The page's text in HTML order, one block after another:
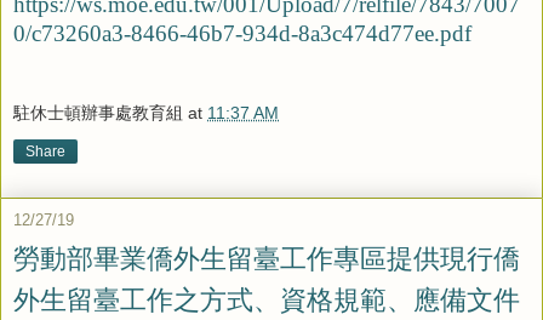
0/c73260a3-8466-46b7-934d-8a3c474d77ee.pdf
駐休士頓辦事處教育組 at 11:37 AM
Share
12/27/19
勞動部畢業僑外生留臺工作專區提供現行僑
外生留臺工作之方式、資格規範、應備文件